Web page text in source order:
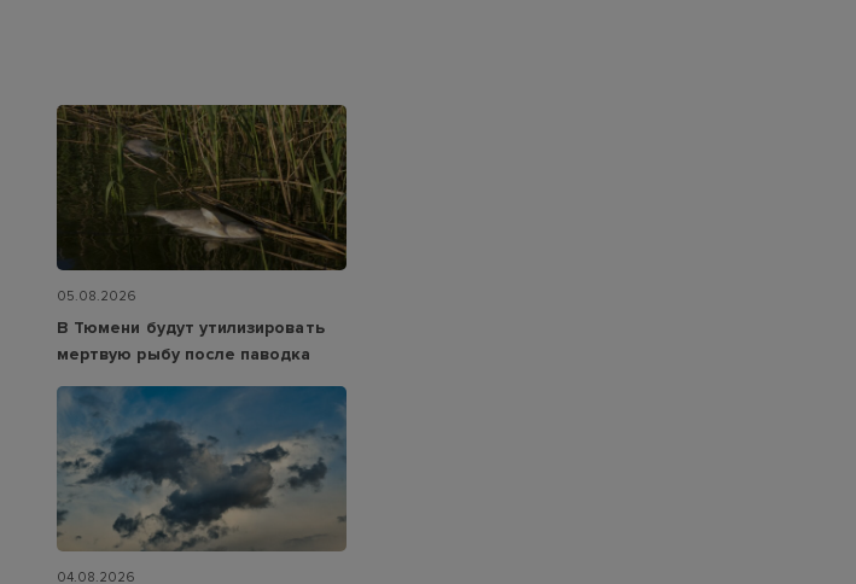
05.08.2026
В Тюмени будут утилизировать
мертвую рыбу после паводка
04.08.2026